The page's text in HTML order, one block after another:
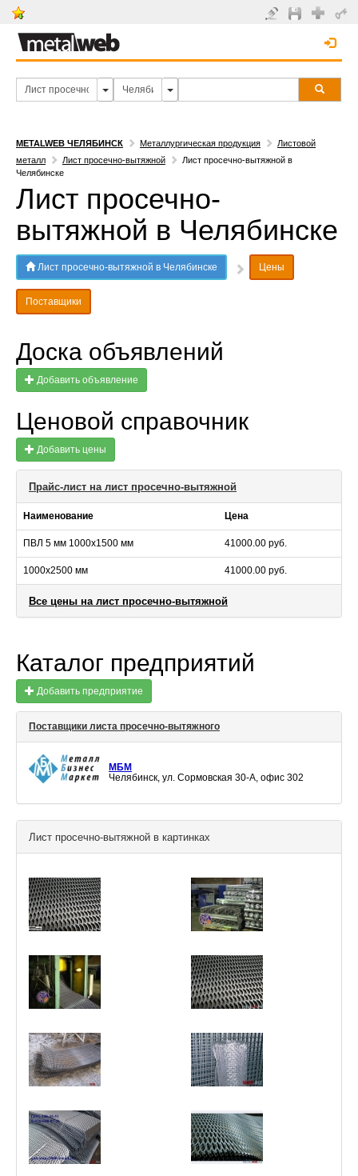
METALWEB ЧЕЛЯБИНСК Металлургическая продукция
Листовой
металл
Лист просечно-вытяжной
Лист просечно-вытяжной в
Челябинске
Лист просечно-
вытяжной в Челябинске
Лист просечно-вытяжной в Челябинске Цены
Поставщики
Доска объявлений
Добавить объявление
Ценовой справочник
Добавить цены
Прайс-лист на лист просечно-вытяжной
Наименование Цена
ПВЛ 5 мм 1000х1500 мм 41000.00 руб.
1000х2500 мм 41000.00 руб.
Все цены на лист просечно-вытяжной
Каталог предприятий
Добавить предприятие
Поставщики листа просечно-вытяжного
МБМ
Челябинск, ул. Сормовская 30-А, офис 302
Лист просечно-вытяжной в картинках